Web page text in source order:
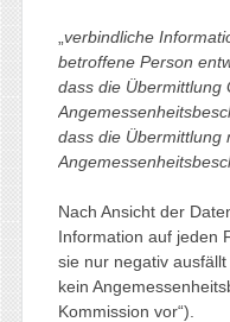
verbindliche
betroffene Person
dass die Übermittlung
dass die Übermittlung
Nach Ansicht der
Information auf jeden
sie nur negativ
kein
Kommission vor“).